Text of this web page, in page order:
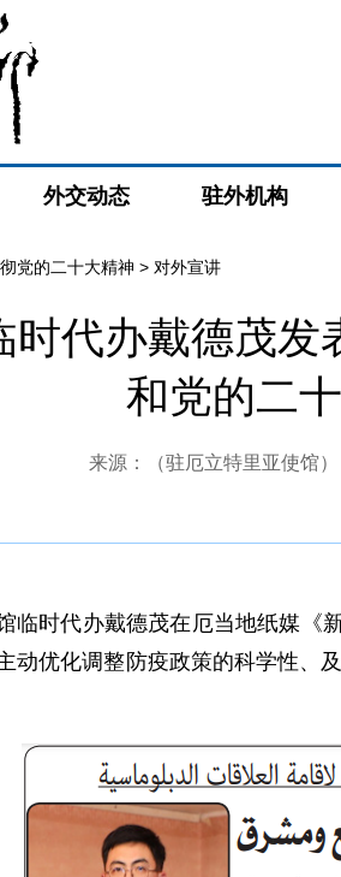
外交动态 驻外机构
党的二十大精神 > 对外宣讲
代办戴德茂
和党的二
来源：（驻厄立特里亚使馆
临时代办戴德茂在厄当地纸媒《
动优化调整防疫政策的科学性、